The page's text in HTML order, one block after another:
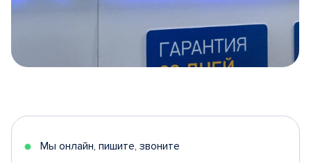
5
Мы онлайн, пишите, звоните